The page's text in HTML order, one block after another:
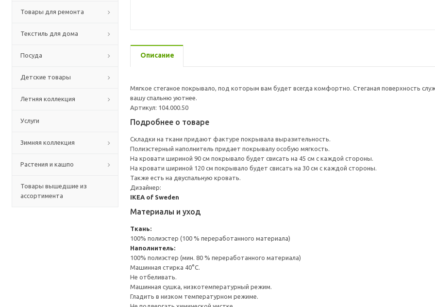
Товары для ремонта
Текстиль для дома
Посуда
Детские товары
Летняя коллекция
Услуги
Зимняя коллекция
Растения и кашпо
Товары вышедшие из
ассортимента
Описание
Мягкое стеганое покрывало, под которым вам будет всегда комфортно. Стеганая поверхность
вашу спальню уютнее.
Артикул: 104.000.50
Подробнее о товаре
Складки на ткани придают фактуре покрывала выразительность.
Полиэстерный наполнитель придает покрывалу особую мягкость.
На кровати шириной 90 см покрывало будет свисать на 45 см с каждой стороны.
На кровати шириной 120 см покрывало будет свисать на 30 см с каждой стороны.
Также есть на двуспальную кровать.
Дизайнер:
IKEA of Sweden
Материалы и уход
Ткань:
100% полиэстер (100 % переработанного материала)
Наполнитель:
100% полиэстер (мин. 80 % переработанного материала)
Машинная стирка 40°С.
Не отбеливать.
Машинная сушка, низкотемпературный режим.
Гладить в низком температурном режиме.